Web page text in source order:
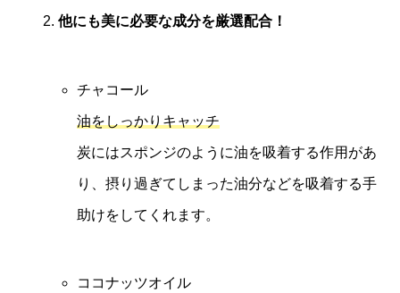
他にも美に必要な成分を厳選配合！
チャコール
油をしっかりキャッチ
炭にはスポンジのように油を吸着する作用があ
り、摂り過ぎてしまった油分などを吸着する手
助けをしてくれます。
ココナッツオイル